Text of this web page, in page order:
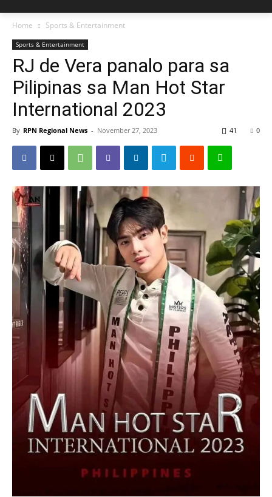
Home Sports & Entertainment
Sports & Entertainment
RJ de Vera panalo para sa
Pilipinas sa Man Hot Star
International 2023
By RPN Regional News - November 27, 2023 0
41